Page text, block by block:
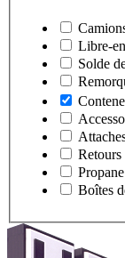
Libre-
Solde
Retours
Propane
Boîtes